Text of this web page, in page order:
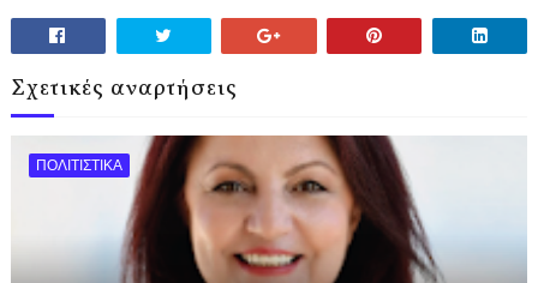
Σχετικές αναρτήσεις
ΠΟΛΙΤΙΣΤΙΚΑ